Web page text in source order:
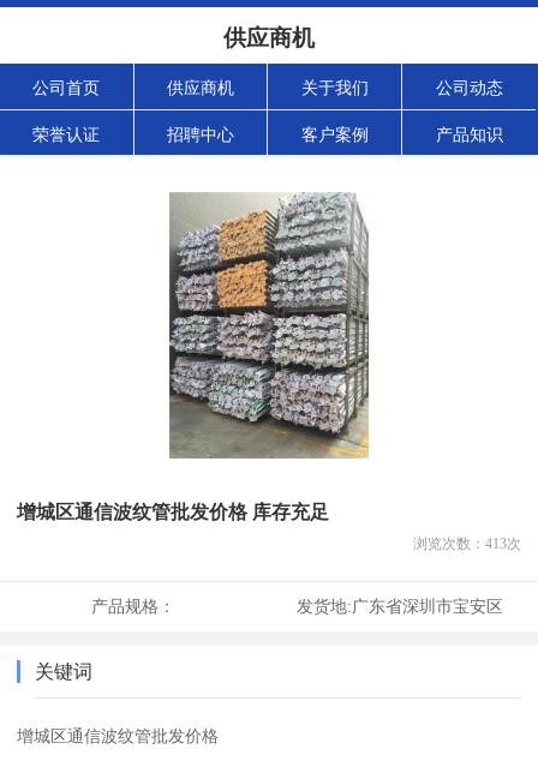
供应商机
公司首页 供应商机 关于我们 公司动态
荣誉认证 招聘中心 客户案例 产品知识
增城区通信波纹管批发价格 库存充足
浏览次数： 413次
产品规格： 发货地:广东省深圳市宝安区
关键词
增城区通信波纹管批发价格